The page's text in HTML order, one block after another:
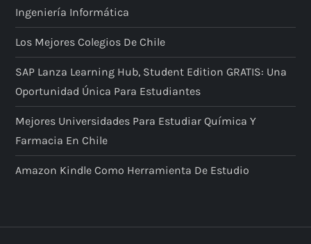
Ingeniería Informática
Los Mejores Colegios De Chile
SAP Lanza Learning Hub, Student Edition GRATIS: Una
Oportunidad Única Para Estudiantes
Mejores Universidades Para Estudiar Química Y
Farmacia En Chile
Amazon Kindle Como Herramienta De Estudio